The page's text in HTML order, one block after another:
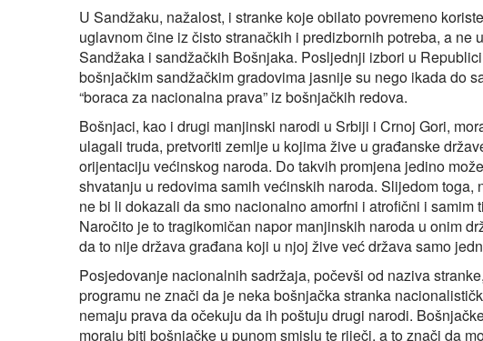
U Sandžaku, nažalost, i stranke koje obilato povremeno
uglavnom čine iz čisto stranačkih i predizbornih potreba, a
Sandžaka i sandžačkih Bošnjaka. Posljednji izbori u
bošnjačkim sandžačkim gradovima jasnije su nego ikada do
“boraca za nacionalna prava” iz bošnjačkih redova.
Bošnjaci, kao i drugi manjinski narodi u Srbiji i Crnoj Gori,
ulagali truda, pretvoriti zemlje u kojima žive u građanske
orijentaciju većinskog naroda. Do takvih promjena jedino
shvatanju u redovima samih većinskih naroda. Slijedom
ne bi li dokazali da smo nacionalno amorfni i atrofični i
Naročito je to tragikomičan napor manjinskih naroda u onim
da to nije država građana koji u njoj žive već država samo
Posjedovanje nacionalnih sadržaja, počevši od naziva
programu ne znači da je neka bošnjačka stranka
nemaju prava da očekuju da ih poštuju drugi narodi.
moraju biti bošnjačke u punom smislu te riječi, a to znači da